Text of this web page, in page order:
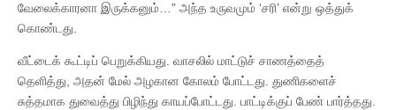
வேலைக்காரனா இருக்கனும்…” அந்த உருவமும் ‘சரி’ என்று ஒத்துக்
கொண்டது.
வீட்டைக் கூட்டிப் பெறுக்கியது. வாசலில் மாட்டுச் சாணத்தைத்
தெளித்து, அதன் மேல் அழகான கோலம் போட்டது. துணிகளைச்
சுத்தமாக துவைத்து பிழிந்து காயப்போட்டது. பாட்டிக்குப் பேண் பார்த்தது.